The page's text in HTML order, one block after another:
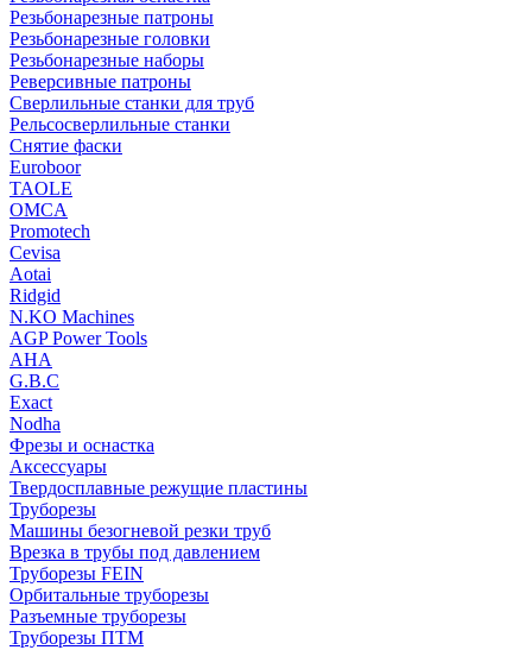
Резьбонарезные патроны
Резьбонарезные головки
Резьбонарезные наборы
Реверсивные патроны
Сверлильные станки для труб
Рельсосверлильные станки
Снятие фаски
Euroboor
TAOLE
OMCA
Promotech
Cevisa
Aotai
Ridgid
N.KO Machines
AGP Power Tools
AHA
G.B.C
Exact
Nodha
Фрезы и оснастка
Аксессуары
Твердосплавные режущие пластины
Труборезы
Машины безогневой резки труб
Врезка в трубы под давлением
Труборезы FEIN
Орбитальные труборезы
Разъемные труборезы
Труборезы ПТМ